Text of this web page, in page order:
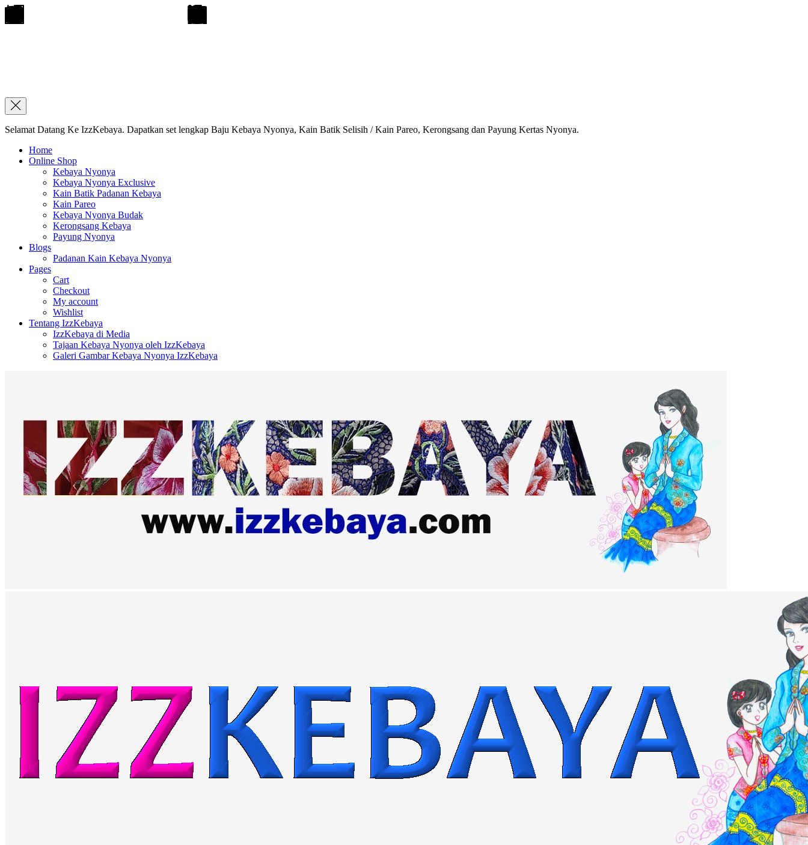
Selamat Datang Ke IzzKebaya. Dapatkan set lengkap Baju Kebaya Nyonya, Kain Batik Selisih / Kain Pareo, Kerongsang dan Payung Kertas Nyonya.
Home
Online Shop
Kebaya Nyonya
Kebaya Nyonya Exclusive
Kain Batik Padanan Kebaya
Kain Pareo
Kebaya Nyonya Budak
Kerongsang Kebaya
Payung Nyonya
Blogs
Padanan Kain Kebaya Nyonya
Pages
Cart
Checkout
My account
Wishlist
Tentang IzzKebaya
IzzKebaya di Media
Tajaan Kebaya Nyonya oleh IzzKebaya
Galeri Gambar Kebaya Nyonya IzzKebaya